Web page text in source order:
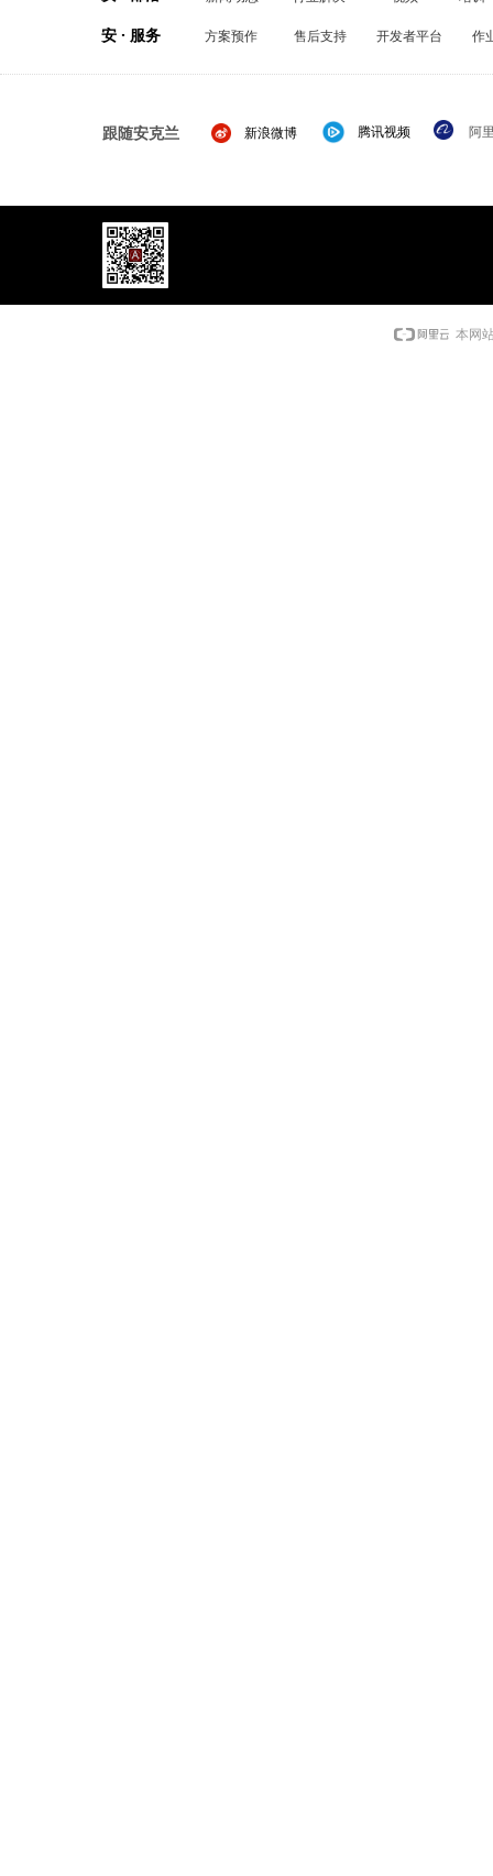
跟随安克兰 新浪微博 腾讯视频 阿
方案预作 售后支持 开发者平台 作
安 · 服务
本网